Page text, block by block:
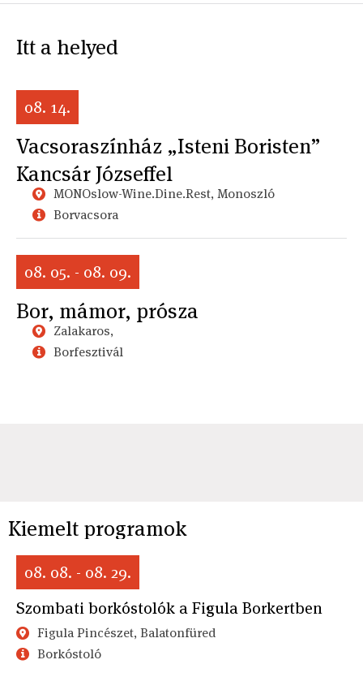
Itt a helyed
08. 14.
Vacsoraszínház „Isteni Boristen”
Kancsár Józseffel
MONOslow-Wine.Dine.Rest, Monoszló
Borvacsora
08. 05. - 08. 09.
Bor, mámor, prósza
Zalakaros,
Borfesztivál
Kiemelt programok
08. 08. - 08. 29.
Szombati borkóstolók a Figula Borkertben
Figula Pincészet, Balatonfüred
Borkóstoló